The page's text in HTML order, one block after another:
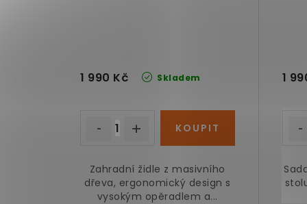
Skladem
1 990 Kč
Zahradní židle z masivního
dřeva, ergonomický design s
vysokým opěradlem a...
1